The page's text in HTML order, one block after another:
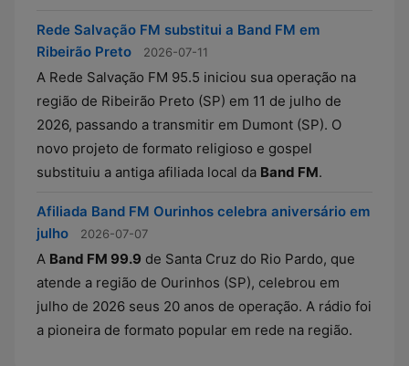
Rede Salvação FM substitui a Band FM em
Ribeirão Preto
2026-07-11
A Rede Salvação FM 95.5 iniciou sua operação na
região de Ribeirão Preto (SP) em 11 de julho de
2026, passando a transmitir em Dumont (SP). O
novo projeto de formato religioso e gospel
substituiu a antiga afiliada local da Band FM.
Afiliada Band FM Ourinhos celebra aniversário em
julho
2026-07-07
A Band FM 99.9 de Santa Cruz do Rio Pardo, que
atende a região de Ourinhos (SP), celebrou em
julho de 2026 seus 20 anos de operação. A rádio foi
a pioneira de formato popular em rede na região.